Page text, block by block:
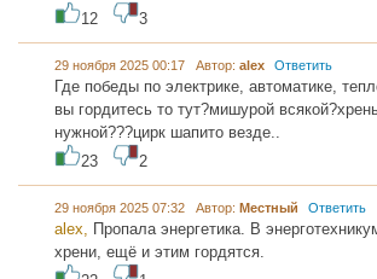
12
3
29 ноября 2025 00:17 Автор: alex Ответить
Где победы по электрике, автоматике,
вы гордитесь то тут?мишурой
нужной???цирк шапито везде..
23
2
29 ноября 2025 07:32 Автор: Местный Ответить
alex, Пропала энергетика. В
хрени, ещё и этим гордятся.